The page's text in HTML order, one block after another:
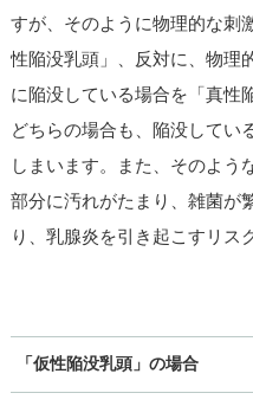
すが、そのように物理的な刺
性陥没乳頭」、反対に、物理
に陥没している場合を「真性
どちらの場合も、陥没してい
しまいます。また、そのよう
部分に汚れがたまり、雑菌が
り、乳腺炎を引き起こすリス
「仮性陥没乳頭」の場合